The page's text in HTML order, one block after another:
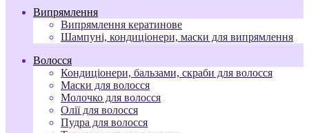
Випрямлення
Випрямлення кератинове
Шампуні, кондиціонери, маски для випрямлення
Волосся
Кондиціонери, бальзами, скраби для волосся
Маски для волосся
Молочко для волосся
Олії для волосся
Пудра для волосся